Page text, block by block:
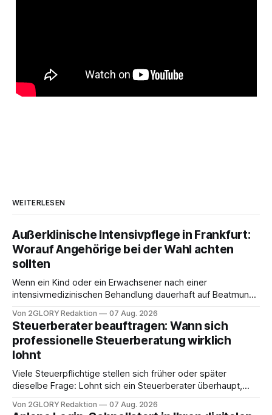
WEITERLESEN
Außerklinische Intensivpflege in Frankfurt:
Worauf Angehörige bei der Wahl achten
sollten
Wenn ein Kind oder ein Erwachsener nach einer
intensivmedizinischen Behandlung dauerhaft auf Beatmung
angewiesen ist, stellt sich für Familien eine schwierige
Frage: Muss die Versorgung dauerhaft in der Klinik bleiben –
oder ist ein Leben zu Hause möglich? Die außerklinische
Intensivpflege bietet genau diese Alternative: Sie
Von 2GLORY Redaktion 07 Aug. 2026
Steuerberater beauftragen: Wann sich
professionelle Steuerberatung wirklich
lohnt
Viele Steuerpflichtige stellen sich früher oder später
dieselbe Frage: Lohnt sich ein Steuerberater überhaupt,
erledigen? Die kurze Antwort: Bei einfachen
Von 2GLORY Redaktion 07 Aug. 2026